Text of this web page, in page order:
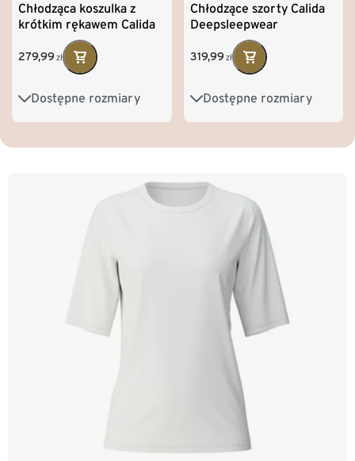
Chłodząca koszulka z
krótkim rękawem Calida
Deepsleepwear
279,99 zł
Dostępne rozmiary
XS S M L
Chłodzące szorty Calida
Deepsleepwear
319,99 zł
Dostępne rozmiary
XS S M L